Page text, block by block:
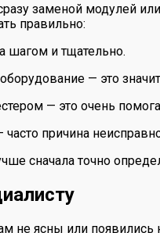
заменой модулей
правильно:
шагом и тщательно.
— это
— это очень
причина
сначала точно
не ясны или